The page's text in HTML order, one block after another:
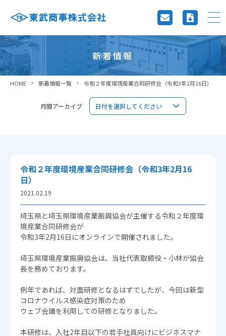
新着情報
HOME 新着情報一覧 令和２年度環境産業合同研修会（令和3年2月16日）
月間アーカイブ
令和２年度環境産業合同研修会（令和3年2月16
日）
2021.02.19
埼玉県と埼玉県環境産業振興協会が主催する令和２年度環
境産業合同研修会が
令和3年2月16日にオンラインで開催されました。
埼玉県環境産業振興協会は、当社代表取締役・小林が協会
長を務めております。
例年であれば、対面研修となるはずでしたが、今回は新型
コロナウイルス感染症対策のため
ウェブ会議を利用しての研修となりました。
本研修は、入社2年目以下の若手社員向けにビジネスマナ